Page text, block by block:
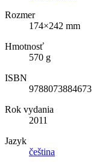
Rozmer
174×242 mm
Hmotnosť
570 g
ISBN
9788073884673
Rok vydania
2011
Jazyk
čeština